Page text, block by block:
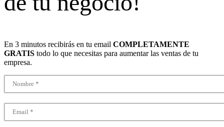
En 3 minutos recibirás en tu email COMPLETAMENTE
GRATIS todo lo que necesitas para aumentar las ventas de tu
empresa.